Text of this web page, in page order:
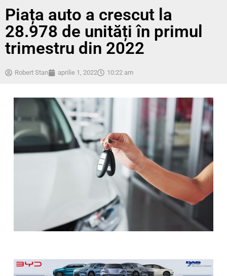
Piața auto a crescut la
28.978 de unități în primul
trimestru din 2022
Robert Stan aprilie 1, 2022 10:22 am